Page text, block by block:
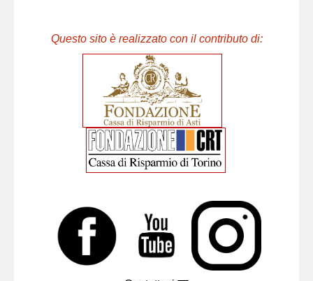
Questo sito è realizzato con il contributo di: